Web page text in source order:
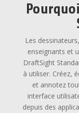
Les
enseignants et
DraftSight
à utiliser. Créez,
et annotez
interface
depuis des